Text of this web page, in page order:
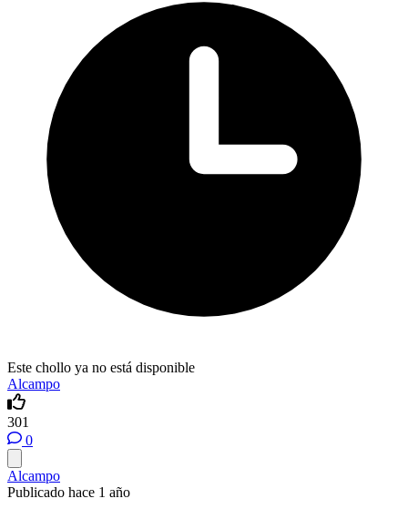
Este chollo ya no está disponible
Alcampo
301
0
Alcampo
Publicado hace 1 año